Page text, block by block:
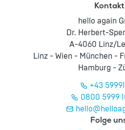
Kontakt
hello again
Dr. Herbert-
A-4060 Linz/
Linz - Wien - München -
Hamburg -
+43 59991
0800 5999
Folge